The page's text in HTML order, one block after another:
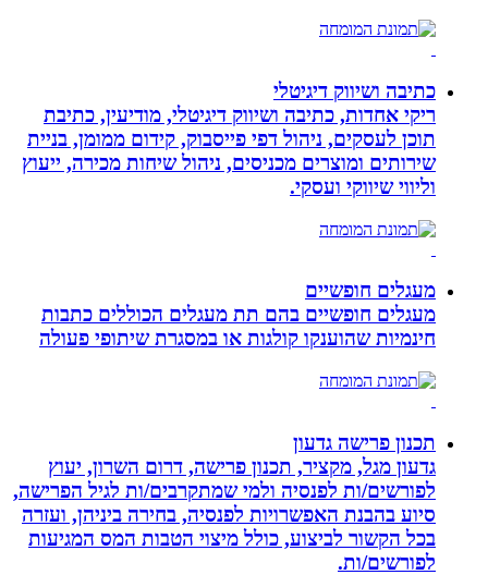
כתיבה ושיווק דיגיטלי
ריקי אחדות, כתיבה ושיווק דיגיטלי, מודיעין, כתיבת
תוכן לעסקים, ניהול דפי פייסבוק, קידום ממומן, בניית
שירותים ומוצרים מכניסים, ניהול שיחות מכירה, ייעוץ
וליווי שיווקי ועסקי.
מעגלים חופשיים
מעגלים חופשיים בהם תת מעגלים הכוללים כתבות
חינמיות שהוענקו קולגות או במסגרת שיתופי פעולה
תכנון פרישה גדעון
גדעון מגל, מקציר, תכנון פרישה, דרום השרון, יעוץ
לפורשים/ות לפנסיה ולמי שמתקרבים/ות לגיל הפרישה,
סיוע בהבנת האפשרויות לפנסיה, בחירה ביניהן, ועזרה
בכל הקשור לביצוע, כולל מיצוי הטבות המס המגיעות
לפורשים/ות.